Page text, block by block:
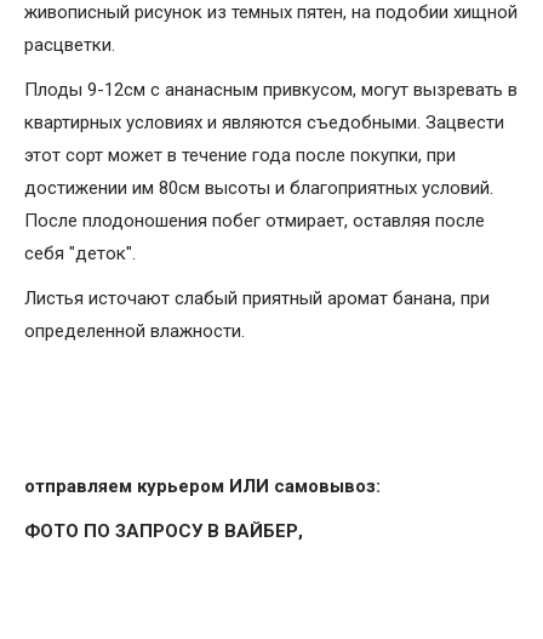
живописный рисунок из темных пятен, на подобии хищной
расцветки.
Плоды 9-12см с ананасным привкусом, могут вызревать в
квартирных условиях и являются съедобными. Зацвести
этот сорт может в течение года после покупки, при
достижении им 80см высоты и благоприятных условий.
После плодоношения побег отмирает, оставляя после
себя "деток".
Листья источают слабый приятный аромат банана, при
определенной влажности.
отправляем курьером ИЛИ самовывоз:
ФОТО ПО ЗАПРОСУ В ВАЙБЕР,